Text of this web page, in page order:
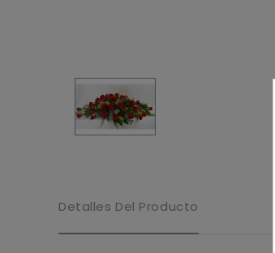
Detalles Del Producto